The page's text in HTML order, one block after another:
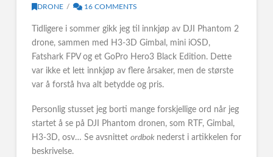
DRONE
16 COMMENTS
Tidligere i sommer gikk jeg til innkjøp av DJI Phantom 2
drone, sammen med H3-3D Gimbal, mini iOSD,
Fatshark FPV og et GoPro Hero3 Black Edition. Dette
var ikke et lett innkjøp av flere årsaker, men de største
var å forstå hva alt betydde og pris.
Personlig stusset jeg borti mange forskjellige ord når jeg
startet å se på DJI Phantom dronen, som RTF, Gimbal,
H3-3D, osv… Se avsnittet ordbok nederst i artikkelen for
beskrivelse.